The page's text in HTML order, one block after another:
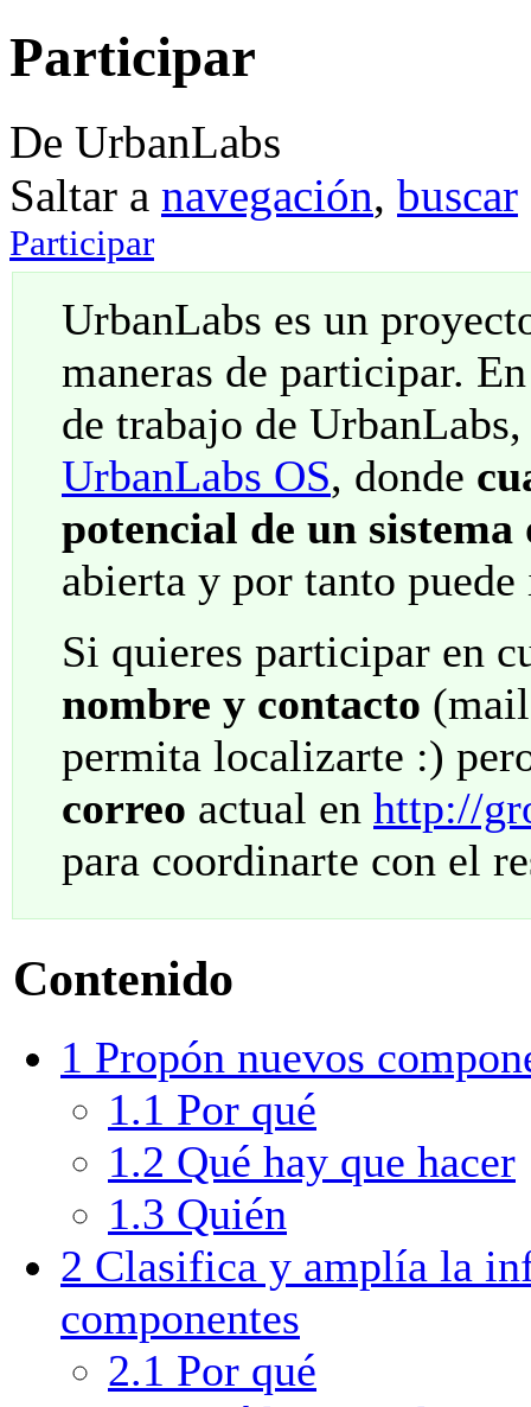
Participar
De UrbanLabs
Saltar a navegación, buscar
Participar
UrbanLabs es un
maneras de participar.
de trabajo de
UrbanLabs OS, donde
potencial de un
abierta y por tanto
Si quieres participar en
nombre y contacto
permita localizarte :)
correo actual en http://
para coordinarte con el
Contenido
1 Propón nuevos
1.1 Por qué
1.2 Qué hay que hacer
1.3 Quién
2 Clasifica y amplía la
componentes
2.1 Por qué